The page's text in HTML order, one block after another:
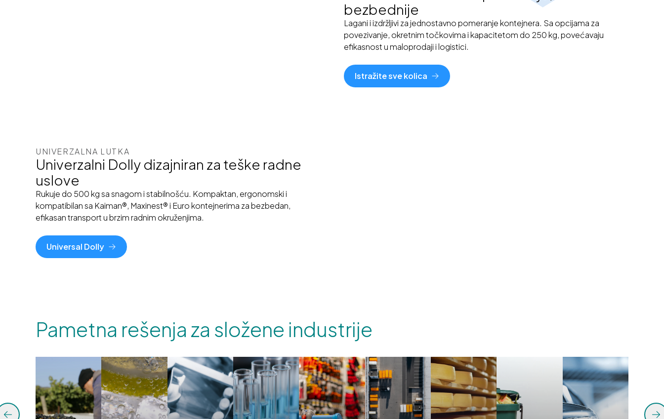
bezbednije
Lagani i izdržljivi za jednostavno pomeranje kontejnera. Sa opcijama za
povezivanje, okretnim točkovima i kapacitetom do 250 kg, povećavaju
efikasnost u maloprodaji i logistici.
Istražite sve kolica
UNIVERZALNA LUTKA
Univerzalni Dolly dizajniran za teške radne
uslove
Rukuje do 500 kg sa snagom i stabilnošću. Kompaktan, ergonomski i
kompatibilan sa Kaiman®, Maxinest® i Euro kontejnerima za bezbedan,
efikasan transport u brzim radnim okruženjima.
Universal Dolly
Pametna rešenja za složene industrije